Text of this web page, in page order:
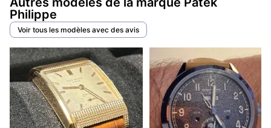
Philippe
Voir tous les modèles avec des avis